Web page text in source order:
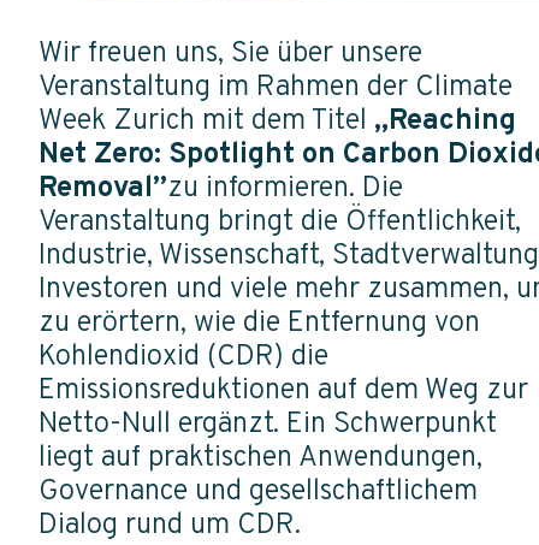
Wir freuen uns, Sie über unsere
Veranstaltung im Rahmen der Climate
Week Zurich mit dem Titel „Reaching
Net Zero: Spotlight on Carbon
Removal”zu informieren. Die
Veranstaltung bringt die Öffentlichkeit,
Industrie, Wissenschaft,
Investoren und viele mehr zusammen,
zu erörtern, wie die Entfernung von
Kohlendioxid (CDR) die
Emissionsreduktionen auf dem Weg zur
Netto-Null ergänzt. Ein Schwerpunkt
liegt auf praktischen Anwendungen,
Governance und gesellschaftlichem
Dialog rund um CDR.